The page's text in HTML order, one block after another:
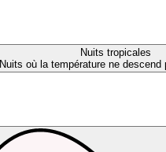
Nuits tropicales
Nuits où la température ne descend